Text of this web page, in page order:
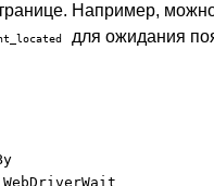
Например,
для ожидания